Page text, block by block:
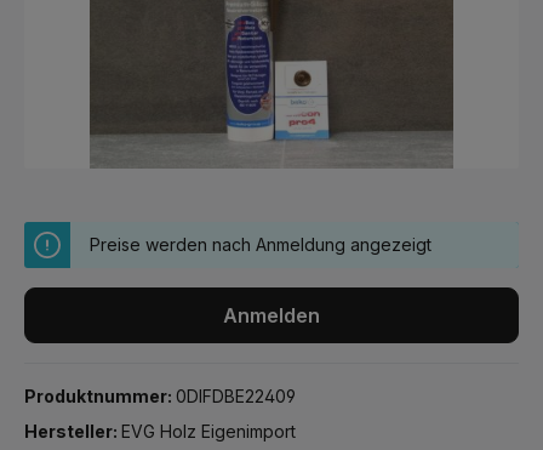
Preise werden nach Anmeldung angezeigt
Anmelden
Produktnummer: 0DIFDBE22409
Hersteller: EVG Holz Eigenimport